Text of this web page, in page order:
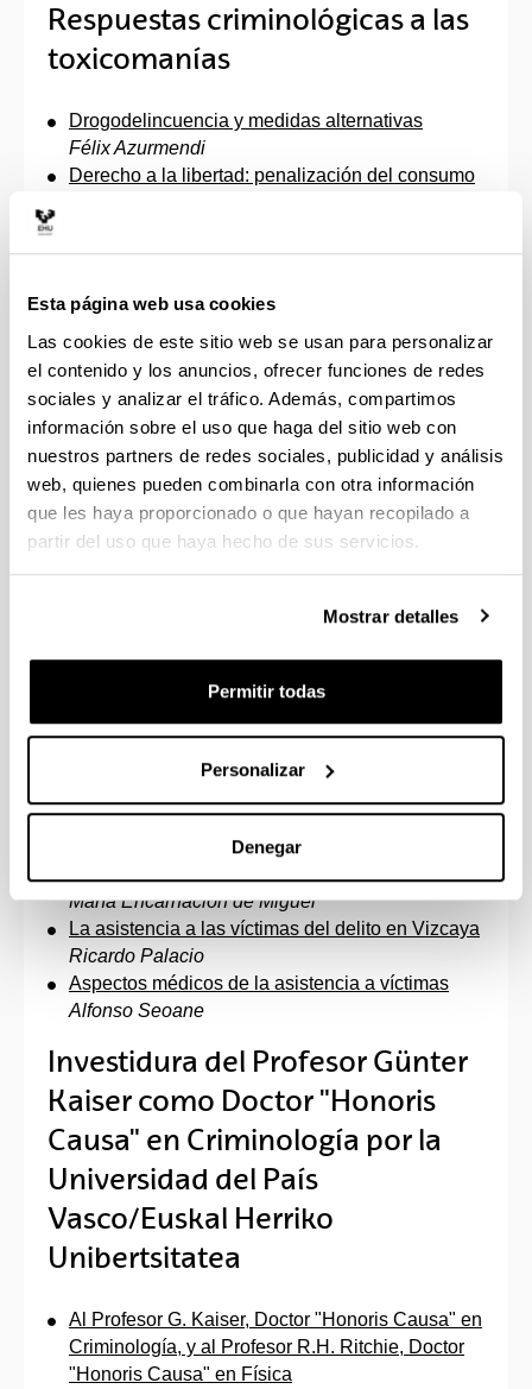
Esta página web usa cookies
Las cookies de este sitio web se usan para personalizar
el contenido y los anuncios, ofrecer funciones de redes
sociales y analizar el tráfico. Además, compartimos
información sobre el uso que haga del sitio web con
nuestros partners de redes sociales, publicidad y análisis
web, quienes pueden combinarla con otra información
que les haya proporcionado o que hayan recopilado a
partir del uso que haya hecho de sus servicios.
Mostrar detalles
Permitir todas
Personalizar
Denegar
Respuestas criminológicas a las
toxicomanías
Drogodelincuencia y medidas alternativas
Félix Azurmendi
Derecho a la libertad: penalización del consumo
Entre la ley de seguridad ciudadana y la ley
drogodependencias del País Vasco
Luis de la Cuesta
El papel de los medios de comunicación ante la
seguridad ciudadana
Antonio Giménez Pericás
Tráfico de drogas e inseguridad ciudadana
Javier Huete
La respuesta judicial ante la problemática de las
drogas
Luis Navajas
Asistencia a las víctimas del
María Jesús Conde
Repercusiones psicológicas en las víctimas de
Enrique Echeburúa
La asistencia respecto a las víctimas,
María Encarnación de Miguel
La asistencia a las víctimas del delito en Vizcaya
Ricardo Palacio
Aspectos médicos de la asistencia a víctimas
Alfonso Seoane
Investidura del Profesor Günter
Kaiser como Doctor "Honoris
Causa" en Criminología por la
Universidad del País
Vasco/Euskal Herriko
Unibertsitatea
Al Profesor G. Kaiser, Doctor "Honoris Causa" en
Criminología, y al Profesor R.H. Ritchie, Doctor
"Honoris Causa" en Física